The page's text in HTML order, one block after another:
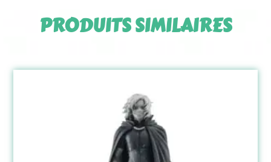
PRODUITS SIMILAIRES